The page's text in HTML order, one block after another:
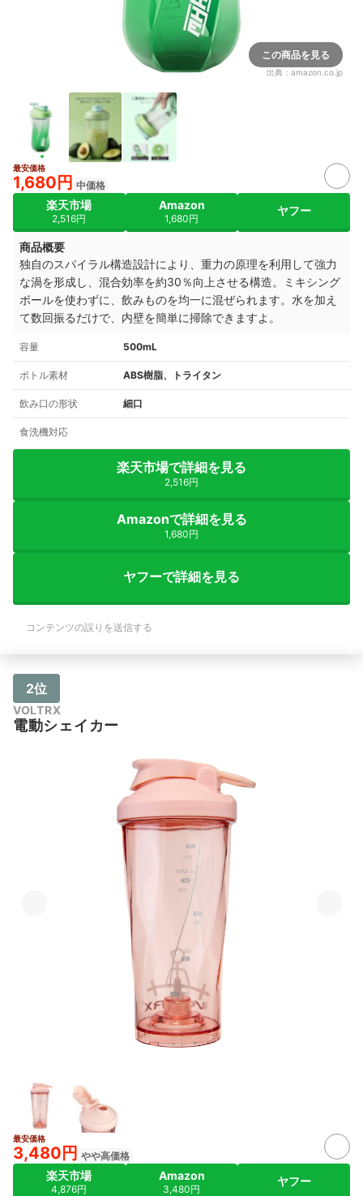
この商品を見る
出典： amazon.co.jp
最安価格
1,680円 中価格
楽天市場
2,516円
Amazon
1,680円
ヤフー
商品概要
独自のスパイラル構造設計により、重力の原理を利用して強力
な渦を形成し、混合効率を約30％向上させる構造。ミキシング
ボールを使わずに、飲みものを均一に混ぜられます。水を加え
て数回振るだけで、内壁を簡単に掃除できますよ。
容量 500mL
ボトル素材 ABS樹脂、トライタン
飲み口の形状 細口
食洗機対応
楽天市場で詳細を見る
2,516円
Amazonで詳細を見る
1,680円
ヤフーで詳細を見る
コンテンツの誤りを送信する
2位
VOLTRX
電動シェイカー
最安価格
3,480円 やや高価格
楽天市場
4,876円
Amazon
3,480円
ヤフー